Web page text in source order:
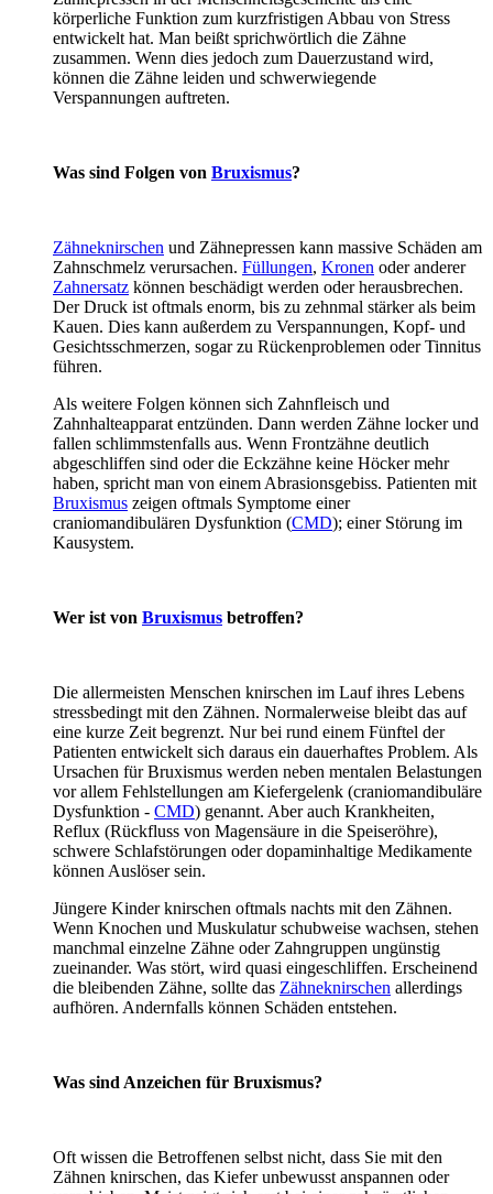
körperliche Funktion zum kurzfristigen Abbau von Stress
entwickelt hat. Man beißt sprichwörtlich die Zähne
zusammen. Wenn dies jedoch zum Dauerzustand wird,
können die Zähne leiden und schwerwiegende
Verspannungen auftreten.
Was sind Folgen von Bruxismus?
Zähneknirschen und Zähnepressen kann massive Schäden am
Zahnschmelz verursachen. Füllungen, Kronen oder anderer
Zahnersatz können beschädigt werden oder herausbrechen.
Der Druck ist oftmals enorm, bis zu zehnmal stärker als beim
Kauen. Dies kann außerdem zu Verspannungen, Kopf- und
Gesichtsschmerzen, sogar zu Rückenproblemen oder Tinnitus
führen.
Als weitere Folgen können sich Zahnfleisch und
Zahnhalteapparat entzünden. Dann werden Zähne locker und
fallen schlimmstenfalls aus. Wenn Frontzähne deutlich
abgeschliffen sind oder die Eckzähne keine Höcker mehr
haben, spricht man von einem Abrasionsgebiss. Patienten mit
Bruxismus zeigen oftmals Symptome einer
craniomandibulären Dysfunktion (CMD); einer Störung im
Kausystem.
Wer ist von Bruxismus betroffen?
Die allermeisten Menschen knirschen im Lauf ihres Lebens
stressbedingt mit den Zähnen. Normalerweise bleibt das auf
eine kurze Zeit begrenzt. Nur bei rund einem Fünftel der
Patienten entwickelt sich daraus ein dauerhaftes Problem. Als
Ursachen für Bruxismus werden neben mentalen Belastungen
vor allem Fehlstellungen am Kiefergelenk (craniomandibuläre
Dysfunktion - CMD) genannt. Aber auch Krankheiten,
Reflux (Rückfluss von Magensäure in die Speiseröhre),
schwere Schlafstörungen oder dopaminhaltige Medikamente
können Auslöser sein.
Jüngere Kinder knirschen oftmals nachts mit den Zähnen.
Wenn Knochen und Muskulatur schubweise wachsen, stehen
manchmal einzelne Zähne oder Zahngruppen ungünstig
zueinander. Was stört, wird quasi eingeschliffen. Erscheinend
die bleibenden Zähne, sollte das Zähneknirschen allerdings
aufhören. Andernfalls können Schäden entstehen.
Was sind Anzeichen für Bruxismus?
Oft wissen die Betroffenen selbst nicht, dass Sie mit den
Zähnen knirschen, das Kiefer unbewusst anspannen oder